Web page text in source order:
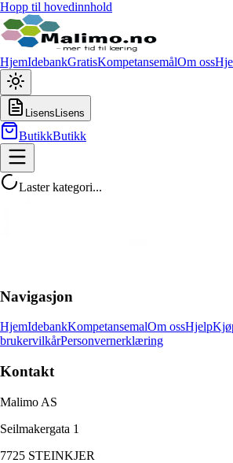
Hopp til hovedinnhold
HjemIdebankGratisKompetansemålOm oss
Lisens Lisens
ButikkButikk
Laster kategori...
Navigasjon
HjemIdebankKompetansemalOm ossHjelp
brukervilkårPersonvernerklæring
Kontakt
Malimo AS
Seilmakergata 1
7725 STEINKJER